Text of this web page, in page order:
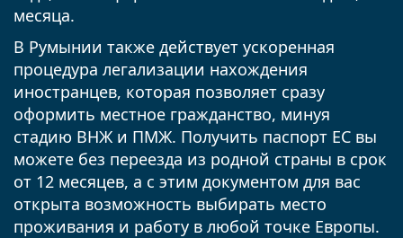
месяца.
В Румынии также действует ускоренная
процедура легализации нахождения
иностранцев, которая позволяет сразу
оформить местное гражданство, минуя
стадию ВНЖ и ПМЖ. Получить паспорт ЕС вы
можете без переезда из родной страны в срок
от 12 месяцев, а с этим документом для вас
открыта возможность выбирать место
проживания и работу в любой точке Европы.